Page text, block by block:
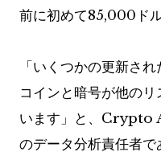
前に初めて85,000ド
「いくつかの更新さ
コインと暗号が他の
います」と、
のデータ分析責任者